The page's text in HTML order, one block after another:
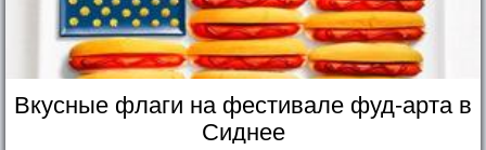
Вкусные флаги на фестивале фуд-арта в
Сиднее